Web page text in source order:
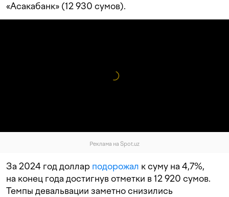
«Асакабанк» (12 930 сумов).
Реклама на Spot.uz
За 2024 год доллар подорожал к суму на 4,7%,
на конец года достигнув отметки в 12 920 сумов.
Темпы девальвации заметно снизились